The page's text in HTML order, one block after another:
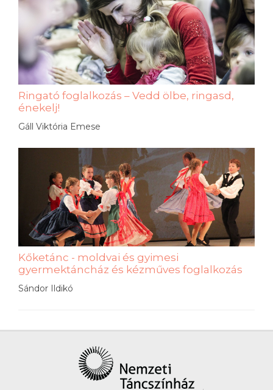
Ringató foglalkozás – Vedd ölbe, ringasd,
énekelj!
Gáll Viktória Emese
Kőketánc - moldvai és gyimesi
gyermektáncház és kézműves foglalkozás
Sándor Ildikó